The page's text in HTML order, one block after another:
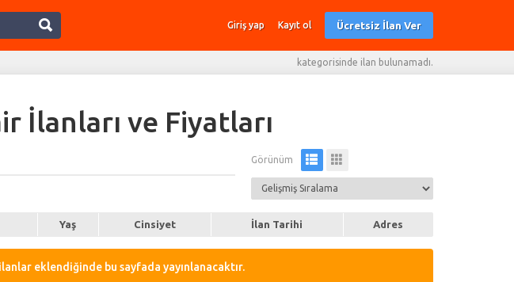
Giriş yap Kayıt ol Ücretsiz İlan Ver
kategorisinde ilan bulunamadı.
İlanları ve Fiyatları
Görünüm
Yaş Cinsiyet İlan Tarihi Adres
eklendiğinde bu sayfada yayınlanacaktır.